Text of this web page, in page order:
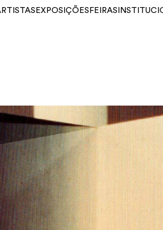
EXPOSIÇÕES FEIRAS